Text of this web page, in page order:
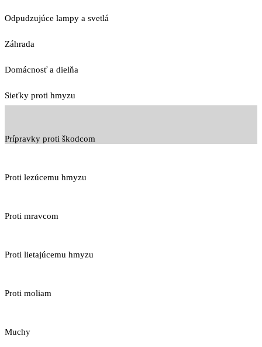
Odpudzujúce lampy a svetlá
Záhrada
Domácnosť a dielňa
Sieťky proti hmyzu
Prípravky proti škodcom
Proti lezúcemu hmyzu
Proti mravcom
Proti lietajúcemu hmyzu
Proti moliam
Muchy